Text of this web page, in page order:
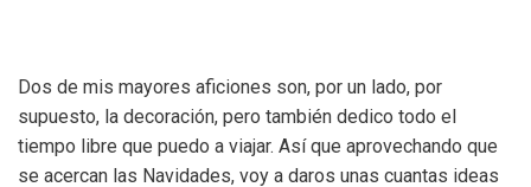
Dos de mis mayores aficiones son, por un lado, por
supuesto, la decoración, pero también dedico todo el
tiempo libre que puedo a viajar. Así que aprovechando que
se acercan las Navidades, voy a daros unas cuantas ideas